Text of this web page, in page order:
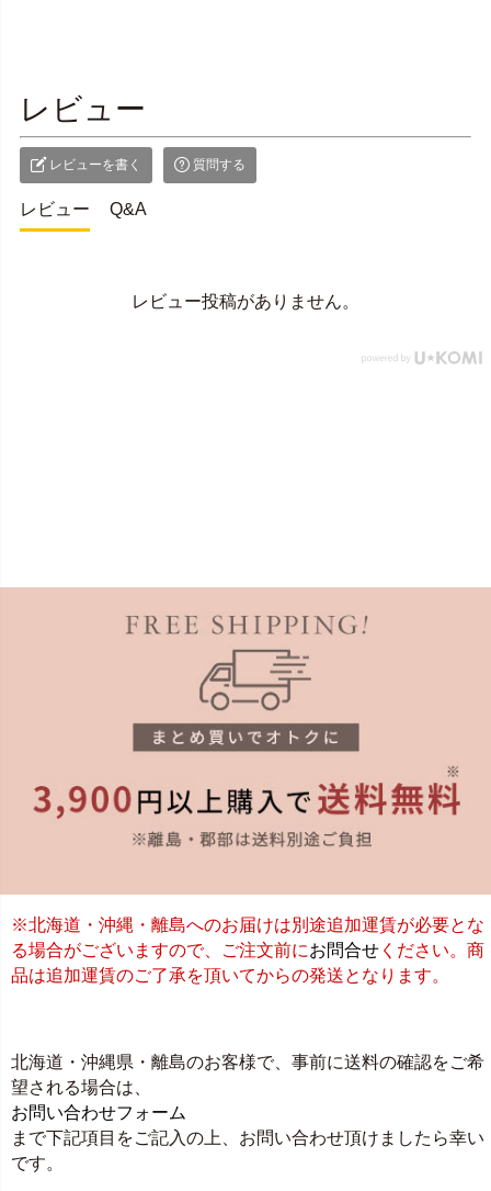
レビュー
レビューを書く 質問する
レビュー Q&A
レビュー投稿がありません。
※北海道・沖縄・離島へのお届けは別途追加運賃が必要とな
る場合がございますので、ご注文前にお問合せ ください。商
品は追加運賃のご了承を頂いてからの発送となります。
北海道・沖縄県・離島のお客様で、事前に送料の確認をご希
望される場合は、
お問い合わせフォーム
まで下記項目をご記入の上、お問い合わせ頂けましたら幸い
です。